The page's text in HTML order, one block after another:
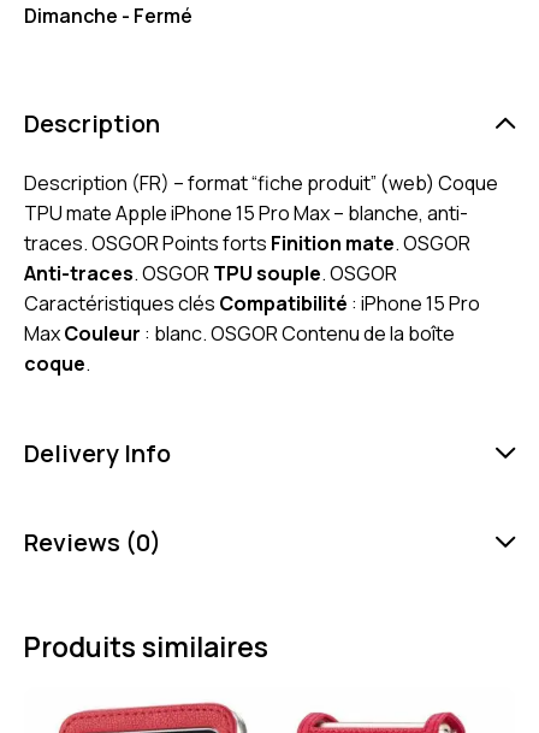
Dimanche - Fermé
Description
Description (FR) – format “fiche produit” (web) Coque
TPU mate Apple iPhone 15 Pro Max – blanche, anti-
traces. OSGOR Points forts Finition mate. OSGOR
Anti-traces. OSGORTPU souple. OSGOR
Caractéristiques clés Compatibilité : iPhone 15 Pro
MaxCouleur : blanc. OSGOR Contenu de la boîte
coque.
Delivery Info
Reviews (0)
Produits similaires